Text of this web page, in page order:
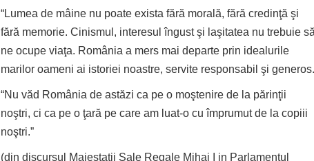
“Lumea de mâine nu poate exista fără morală, fără credinţă şi
fără memorie. Cinismul, interesul îngust şi laşitatea nu trebuie
ne ocupe viaţa. România a mers mai departe prin idealurile
marilor oameni ai istoriei noastre, servite responsabil şi
“Nu văd România de astăzi ca pe o moştenire de la părinţii
noştri, ci ca pe o ţară pe care am luat-o cu împrumut de la copiii
noştri.”
(din discursul Majestatii Sale Regale Mihai I in Parlamentul